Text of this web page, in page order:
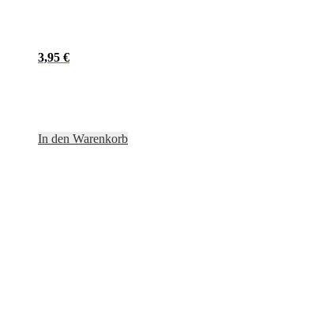
3,95 €
In den Warenkorb